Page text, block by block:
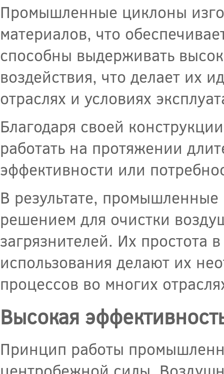
Промышленные циклоны
материалов, что
способны выдерживать
воздействия, что делает их
отраслях и условиях
Благодаря своей
работать на протяжении
эффективности или
В результате,
решением для очистки
загрязнителей. Их простота
использования делают их
процессов во многих
Высокая
Принцип работы